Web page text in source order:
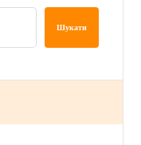
Шукати